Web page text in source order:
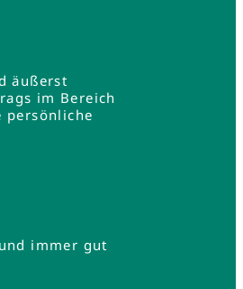
äußerst
im Bereich
persönliche
immer gut